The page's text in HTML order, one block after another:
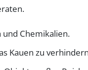
und Chemikalien.
Kauen zu